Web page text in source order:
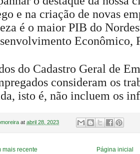
e na criação de novas
é o maior PIB do
Econômico,
do Cadastro Geral de
consideram os
isto é, não incluem os
at abril 28, 2023
mais recente Página inicial